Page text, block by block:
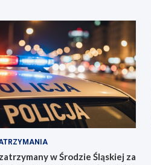
w Środzie Śląskiej za